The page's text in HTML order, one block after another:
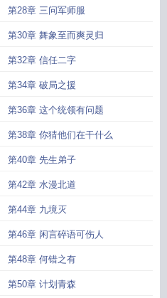
第28章 三问军师服
第30章 舞象至而爽灵归
第32章 信任二字
第34章 破局之援
第36章 这个统领有问题
第38章 你猜他们在干什么
第40章 先生弟子
第42章 水漫北道
第44章 九境灭
第46章 闲言碎语可伤人
第48章 何错之有
第50章 计划青森